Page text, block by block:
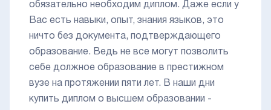
обязательно необходим диплом. Даже если у
Вас есть навыки, опыт, знания языков, это
ничто без документа, подтверждающего
образование. Ведь не все могут позволить
себе должное образование в престижном
вузе на протяжении пяти лет. В наши дни
купить диплом о высшем образовании -